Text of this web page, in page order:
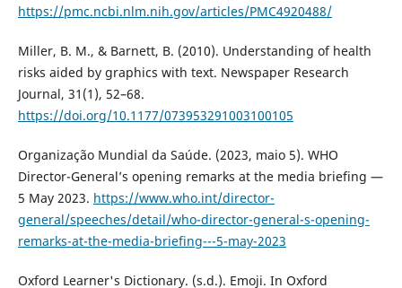
https://pmc.ncbi.nlm.nih.gov/articles/PMC4920488/
Miller, B. M., & Barnett, B. (2010). Understanding of health
risks aided by graphics with text. Newspaper Research
Journal, 31(1), 52–68.
https://doi.org/10.1177/073953291003100105
Organização Mundial da Saúde. (2023, maio 5). WHO
Director-General’s opening remarks at the media briefing —
5 May 2023. https://www.who.int/director-
general/speeches/detail/who-director-general-s-opening-
remarks-at-the-media-briefing---5-may-2023
Oxford Learner's Dictionary. (s.d.). Emoji. In Oxford